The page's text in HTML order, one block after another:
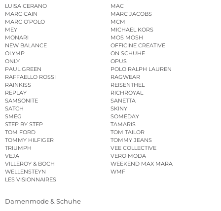
LUISA CERANO
MAC
MARC CAIN
MARC JACOBS
MARC O’POLO
MCM
MEY
MICHAEL KORS
MONARI
MOS MOSH
NEW BALANCE
OFFICINE CREATIVE
OLYMP
ON SCHUHE
ONLY
OPUS
PAUL GREEN
POLO RALPH LAUREN
RAFFAELLO ROSSI
RAGWEAR
RAINKISS
REISENTHEL
REPLAY
RICHROYAL
SAMSONITE
SANETTA
SATCH
SKINY
SMEG
SOMEDAY
STEP BY STEP
TAMARIS
TOM FORD
TOM TAILOR
TOMMY HILFIGER
TOMMY JEANS
TRIUMPH
VEE COLLECTIVE
VEJA
VERO MODA
VILLEROY & BOCH
WEEKEND MAX MARA
WELLENSTEYN
WMF
LES VISIONNAIRES
Damenmode & Schuhe